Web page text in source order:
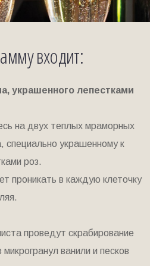
входит:
украшенного лепестками
на двух теплых мраморных
специально украшенному к
роз.
проникать в каждую клеточку
проведут скрабирование
ванили и песков